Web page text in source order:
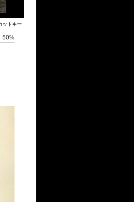
ットキー
50%